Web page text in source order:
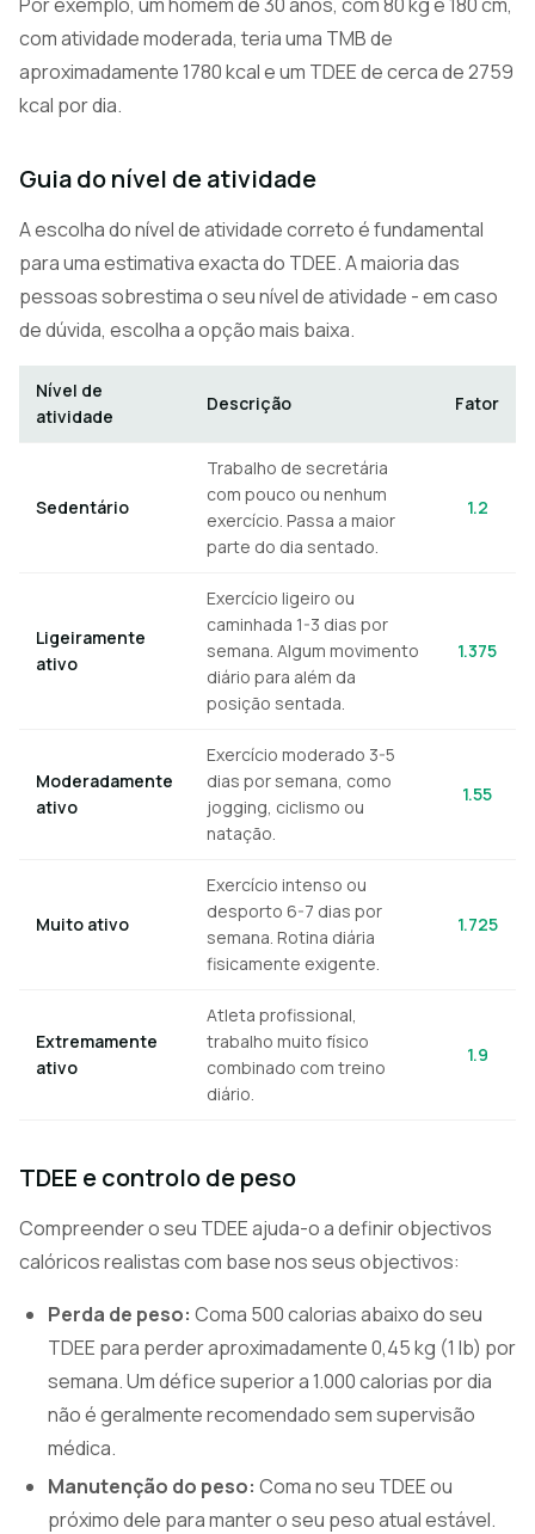
com atividade moderada, teria uma TMB de
aproximadamente 1780 kcal e um TDEE de cerca de 2759
kcal por dia.
Guia do nível de atividade
A escolha do nível de atividade correto é fundamental
para uma estimativa exacta do TDEE. A maioria das
pessoas sobrestima o seu nível de atividade - em caso
de dúvida, escolha a opção mais baixa.
Nível de
atividade
Descrição Fator
Sedentário
Trabalho de secretária
com pouco ou nenhum
exercício. Passa a maior
parte do dia sentado.
1.2
Ligeiramente
ativo
Exercício ligeiro ou
caminhada 1-3 dias por
semana. Algum movimento
diário para além da
posição sentada.
1.375
Moderadamente
ativo
Exercício moderado 3-5
dias por semana, como
jogging, ciclismo ou
natação.
1.55
Muito ativo
Exercício intenso ou
desporto 6-7 dias por
semana. Rotina diária
fisicamente exigente.
1.725
Extremamente
ativo
Atleta profissional,
trabalho muito físico
combinado com treino
diário.
1.9
TDEE e controlo de peso
Compreender o seu TDEE ajuda-o a definir objectivos
calóricos realistas com base nos seus objectivos:
Perda de peso: Coma 500 calorias abaixo do seu
TDEE para perder aproximadamente 0,45 kg (1 lb) por
semana. Um défice superior a 1.000 calorias por dia
não é geralmente recomendado sem supervisão
médica.
Manutenção do peso: Coma no seu TDEE ou
próximo dele para manter o seu peso atual estável.